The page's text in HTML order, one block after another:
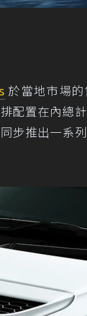
於當地市場
配置在內總
步推出一系